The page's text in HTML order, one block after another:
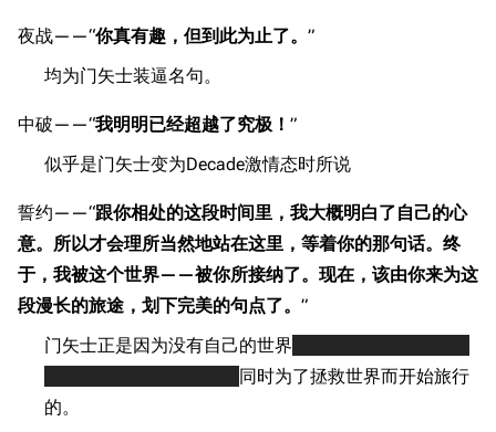
夜战——“你真有趣，但到此为止了。 ”
均为门矢士装逼名句。
中破——“我明明已经超越了究极！ ”
似乎是门矢士变为Decade激情态时所说
誓约——“跟你相处的这段时间里，我大概明白了自己的心
意。所以才会理所当然地站在这里，等着你的那句话。终
于，我被这个世界——被你所接纳了。现在，该由你来为这
段漫长的旅途，划下完美的句点了。 ”
门矢士正是因为没有自己的世界
同时为了拯救世界而开始旅行
的。